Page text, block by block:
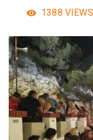
1388 VIEWS